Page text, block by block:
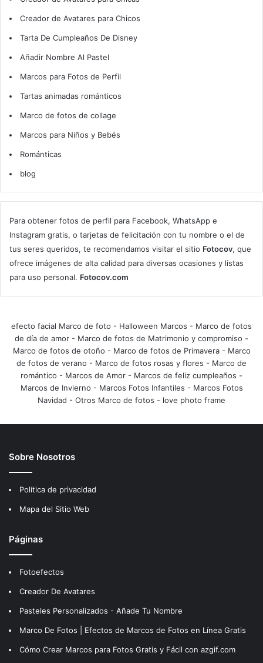
Creador de Avatares para Chicos
Tarta De Cumpleaños De Disney
Añadir Nombre Al Pastel
Marcos para Fotos de Perfil
Tartas animadas románticos
Marco de fotos de collage
Marcos para Niños y Bebés
Románticas
blog
Para obtener fotos de perfil para Facebook, WhatsApp e
Instagram gratis, o tarjetas de felicitación con tu nombre o el de
tus seres queridos, te recomendamos visitar el sitio Fotocov, que
ofrece imágenes de alta calidad para diversas ocasiones y listas
para uso personal. Fotocov.com
efecto facial Marco de foto - Halloween Marcos - Marco de fotos
de día de amor - Marco de fotos de Matrimonio y compromiso -
Marco de fotos de otoño - Marco de fotos de Primavera- Marco
de fotos de verano - Marco de fotos rosas y flores - Marco de
romántico - Marcos de Amor - Marcos de feliz cumpleaños -
Marcos de Invierno - Marcos Fotos Infantiles - Marcos Fotos
Navidad - Otros Marco de fotos - love photo frame
Sobre Nosotros
Política de privacidad
Mapa del Sitio Web
Páginas
Fotoefectos
Creador De Avatares
Pasteles Personalizados - Añade Tu Nombre
Marco De Fotos | Efectos de Marcos de Fotos en Línea Gratis
Cómo Crear Marcos para Fotos Gratis y Fácil con azgif.com